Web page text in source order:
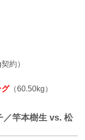
約）
グ（60.50kg）
／竿本樹生 vs. 松